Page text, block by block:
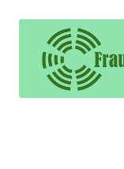
Frauenforum